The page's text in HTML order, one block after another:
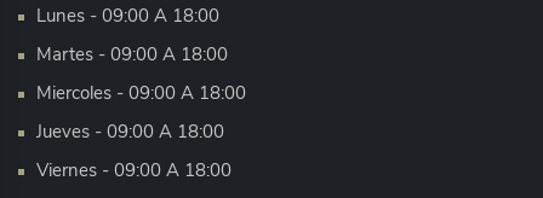
Lunes - 09:00 A 18:00
Martes - 09:00 A 18:00
Miercoles - 09:00 A 18:00
Jueves - 09:00 A 18:00
Viernes - 09:00 A 18:00